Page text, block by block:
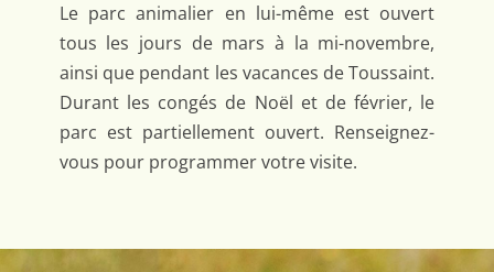
Le parc animalier en lui-même est ouvert
tous les jours de mars à la mi-novembre,
ainsi que pendant les vacances de Toussaint.
Durant les congés de Noël et de février, le
parc est partiellement ouvert. Renseignez-
vous pour programmer votre visite.